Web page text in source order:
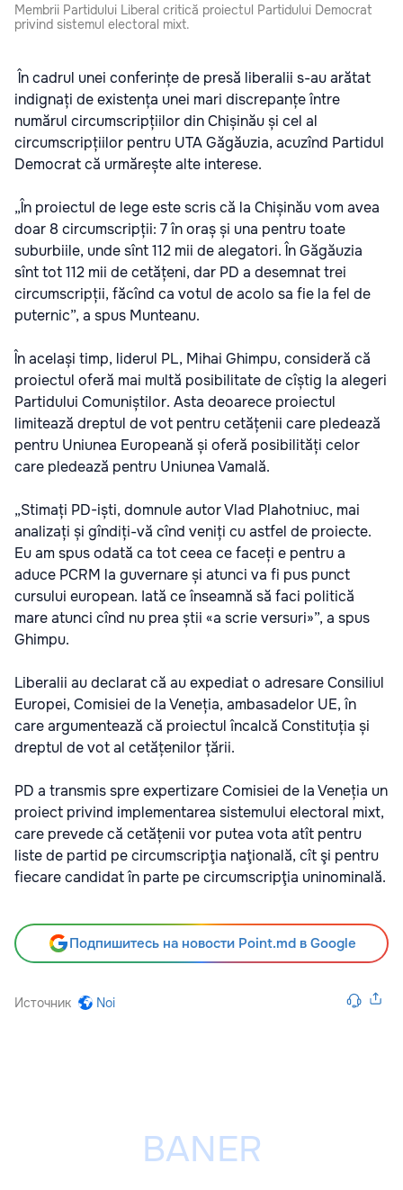
Membrii Partidului Liberal critică proiectul Partidului Democrat
privind sistemul electoral mixt.
În cadrul unei conferințe de presă liberalii s-au arătat
indignați de existența unei mari discrepanțe între
numărul circumscripțiilor din Chișinău și cel al
circumscripțiilor pentru UTA Găgăuzia, acuzînd Partidul
Democrat că urmărește alte interese.
„În proiectul de lege este scris că la Chișinău vom avea
doar 8 circumscripții: 7 în oraș și una pentru toate
suburbiile, unde sînt 112 mii de alegatori. În Găgăuzia
sînt tot 112 mii de cetățeni, dar PD a desemnat trei
circumscripții, făcînd ca votul de acolo sa fie la fel de
puternic”, a spus Munteanu.
În același timp, liderul PL, Mihai Ghimpu, consideră că
proiectul oferă mai multă posibilitate de cîștig la alegeri
Partidului Comuniștilor. Asta deoarece proiectul
limitează dreptul de vot pentru cetățenii care pledează
pentru Uniunea Europeană și oferă posibilități celor
care pledează pentru Uniunea Vamală.
„Stimați PD-iști, domnule autor Vlad Plahotniuc, mai
analizați și gîndiți-vă cînd veniți cu astfel de proiecte.
Eu am spus odată ca tot ceea ce faceți e pentru a
aduce PCRM la guvernare și atunci va fi pus punct
cursului european. Iată ce înseamnă să faci politică
mare atunci cînd nu prea știi «a scrie versuri»”, a spus
Ghimpu.
Liberalii au declarat că au expediat o adresare Consiliul
Europei, Comisiei de la Veneția, ambasadelor UE, în
care argumentează că proiectul încalcă Constituția și
dreptul de vot al cetățenilor țării.
PD a transmis spre expertizare Comisiei de la Veneția un
proiect privind implementarea sistemului electoral mixt,
care prevede că cetățenii vor putea vota atît pentru
liste de partid pe circumscripţia naţională, cît şi pentru
fiecare candidat în parte pe circumscripţia uninominală.
Подпишитесь на новости Point.md в Google
Источник Noi